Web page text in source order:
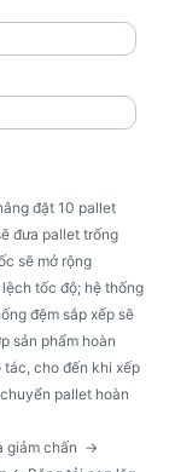
đặt 10 pallet
đưa pallet trống
sẽ mở rộng
tốc độ; hệ thống
đệm sắp xếp sẽ
sản phẩm hoàn
cho đến khi xếp
pallet hoàn
giảm chấn →